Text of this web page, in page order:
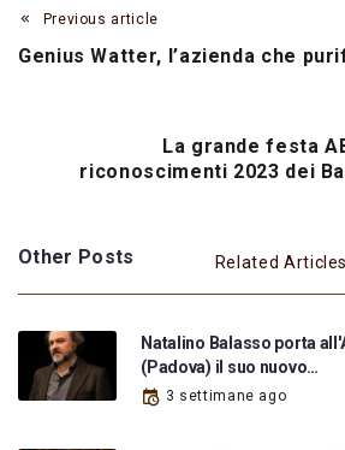
Previous article
Genius Watter, l’azienda che
La grande festa
riconoscimenti 2023 dei
Other Posts Related Articles
Natalino Balasso porta
(Padova) il suo nuovo…
3 settimane ago